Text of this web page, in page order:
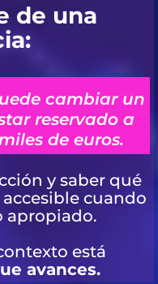
de una
cambiar un
reservado a
de euros.
y saber qué
cuando
apropiado.
está
avances.